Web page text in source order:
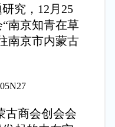
究，12月25
南京知青在草
南京市内蒙古
古商会创会会